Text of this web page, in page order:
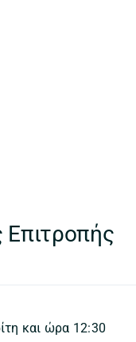
και ώρα 12:30